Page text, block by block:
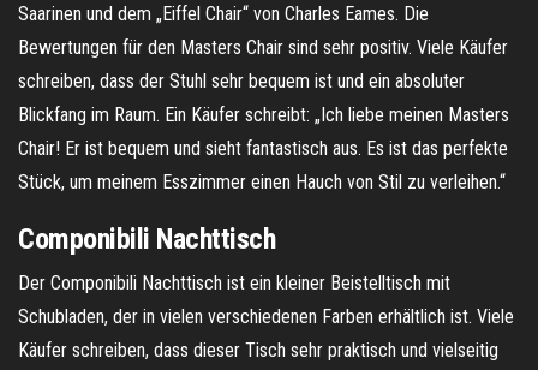
Saarinen und dem „Eiffel Chair“ von Charles Eames. Die
Bewertungen für den Masters Chair sind sehr positiv. Viele Käufer
schreiben, dass der Stuhl sehr bequem ist und ein absoluter
Blickfang im Raum. Ein Käufer schreibt: „Ich liebe meinen Masters
Chair! Er ist bequem und sieht fantastisch aus. Es ist das perfekte
Stück, um meinem Esszimmer einen Hauch von Stil zu verleihen.“
Componibili Nachttisch
Der Componibili Nachttisch ist ein kleiner Beistelltisch mit
Schubladen, der in vielen verschiedenen Farben erhältlich ist. Viele
Käufer schreiben, dass dieser Tisch sehr praktisch und vielseitig